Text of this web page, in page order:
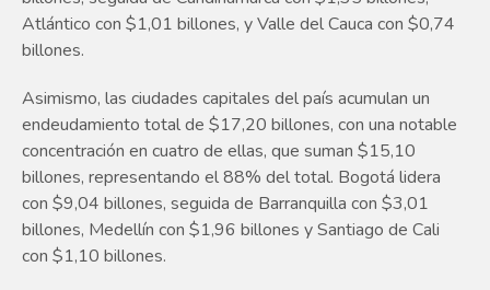
Atlántico con $1,01 billones, y Valle del Cauca con $0,74
billones.
Asimismo, las ciudades capitales del país acumulan un
endeudamiento total de $17,20 billones, con una notable
concentración en cuatro de ellas, que suman $15,10
billones, representando el 88% del total. Bogotá lidera
con $9,04 billones, seguida de Barranquilla con $3,01
billones, Medellín con $1,96 billones y Santiago de Cali
con $1,10 billones.